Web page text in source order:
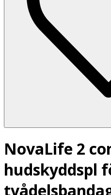
NovaLife 2
hudskyddspl